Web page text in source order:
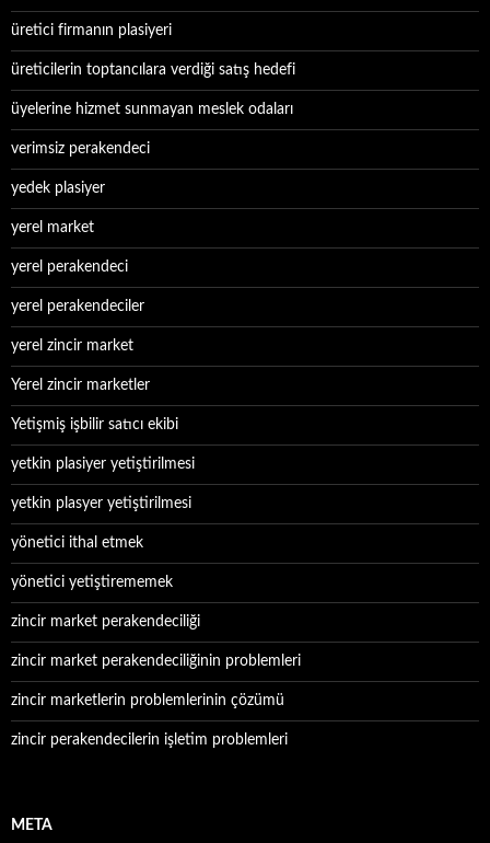
üretici firmanın plasiyeri
üreticilerin toptancılara verdiği satış hedefi
üyelerine hizmet sunmayan meslek odaları
verimsiz perakendeci
yedek plasiyer
yerel market
yerel perakendeci
yerel perakendeciler
yerel zincir market
Yerel zincir marketler
Yetişmiş işbilir satıcı ekibi
yetkin plasiyer yetiştirilmesi
yetkin plasyer yetiştirilmesi
yönetici ithal etmek
yönetici yetiştirememek
zincir market perakendeciliği
zincir market perakendeciliğinin problemleri
zincir marketlerin problemlerinin çözümü
zincir perakendecilerin işletim problemleri
META